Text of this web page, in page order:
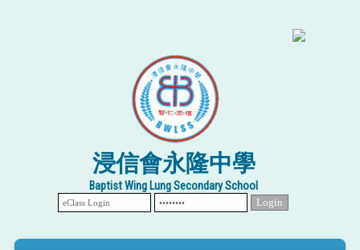
浸信會永隆中學
Baptist Wing Lung Secondary School